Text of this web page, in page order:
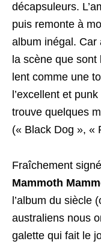
décapsuleurs.
puis remonte à
album inégal. Car
la scène que
lent comme une
l’excellent et
trouve quelques
(« Black Dog », «
Fraîchement
Mammoth
l’album du siècle
australiens nous
galette qui fait le